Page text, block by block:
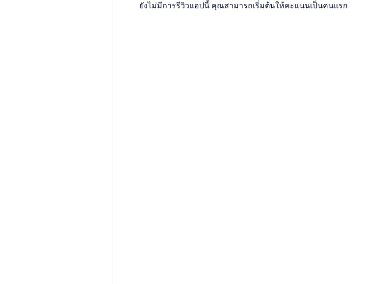
ยังไม่มีการรีวิวแอปนี้ คุณสามารถเริ่มต้นให้คะแนนเป็นคนแรก